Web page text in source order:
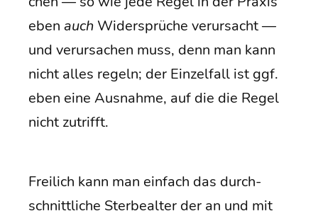
eben auch Wider­sprü­che ver­ur­sacht —
und ver­ur­sa­chen muss, denn man kann
nicht alles regeln; der Ein­zel­fall ist ggf.
eben eine Aus­nah­me, auf die die Regel
nicht zutrifft.
Frei­lich kann man ein­fach das durch­
schnitt­li­che Ster­be­al­ter der an und mit